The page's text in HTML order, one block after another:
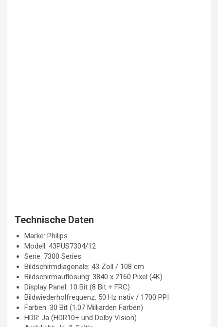
Technische Daten
Marke: Philips
Modell: 43PUS7304/12
Serie: 7300 Series
Bildschirmdiagonale: 43 Zoll / 108 cm
Bildschirmauflösung: 3840 x 2160 Pixel (4K)
Display Panel: 10 Bit (8 Bit + FRC)
Bildwiederholfrequenz: 50 Hz nativ / 1700 PPI
Farben: 30 Bit (1.07 Milliarden Farben)
HDR: Ja (HDR10+ und Dolby Vision)